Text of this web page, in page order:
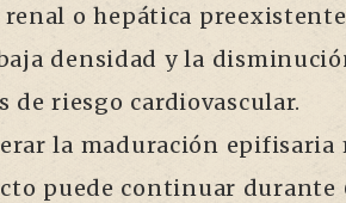
o hepática
densidad y la
de riesgo cardiovascular.
la maduración epifisaria
puede continuar durante